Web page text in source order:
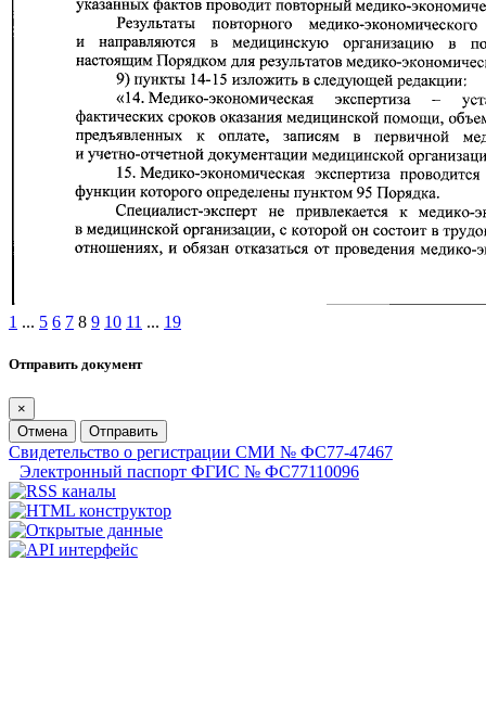
1 ... 5 6 7 8 9 10 11 ... 19
Отправить документ
×
Отмена
Отправить
Свидетельство о регистрации СМИ № ФС77-47467
Электронный паспорт ФГИС № ФС77110096